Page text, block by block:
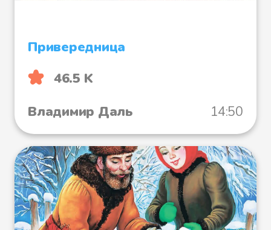
житью и обсели его, а ворона
обдергивается перед орлом,
охорашивается.
И стал орел ворону
Привередница
46.5 K
Владимир Даль
14:50